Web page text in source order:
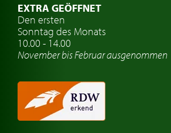
Oldtimer-Versicherung
Oldtimer-Clubs
Oldtimer-Reisen
Automarken uhren
EXTRA GEÖFFNET
Den ersten
Sonntag des Monats
10.00 - 14.00
November bis Februar ausgenommen